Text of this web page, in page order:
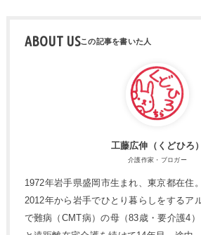
ABOUT US
工藤広伸（くどひろ）
介護作家・ブロガー
1972年岩手県盛岡市生まれ、東京都在住。
2012年から岩手でひとり暮らしをするア
で難病（CMT病）の母（83歳・要介護4